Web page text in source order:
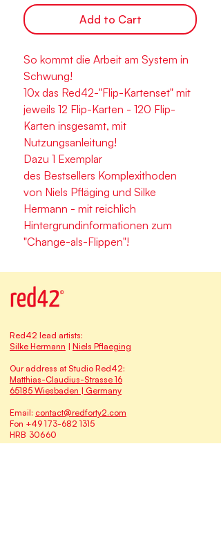
Add to Cart
So kommt die Arbeit am System in
Schwung!
10x das Red42-"Flip-Kartenset" mit
jeweils 12 Flip-Karten - 120 Flip-
Karten insgesamt, mit
Nutzungsanleitung!
Dazu 1 Exemplar
des Bestsellers Komplexithoden
von Niels Pfläging und Silke
Hermann - mit reichlich
Hintergrundinformationen zum
"Change-als-Flippen"!
Red42 lead artists:
Silke Hermann | Niels Pflaeging
Our address at Studio Red42:
Matthias-Claudius-Strasse 16
65185 Wiesbaden | Germany
Email: contact@redforty2.com
Fon +49 173-682 1315
HRB 30660